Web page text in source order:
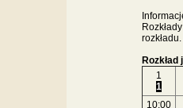
1
1
10:00